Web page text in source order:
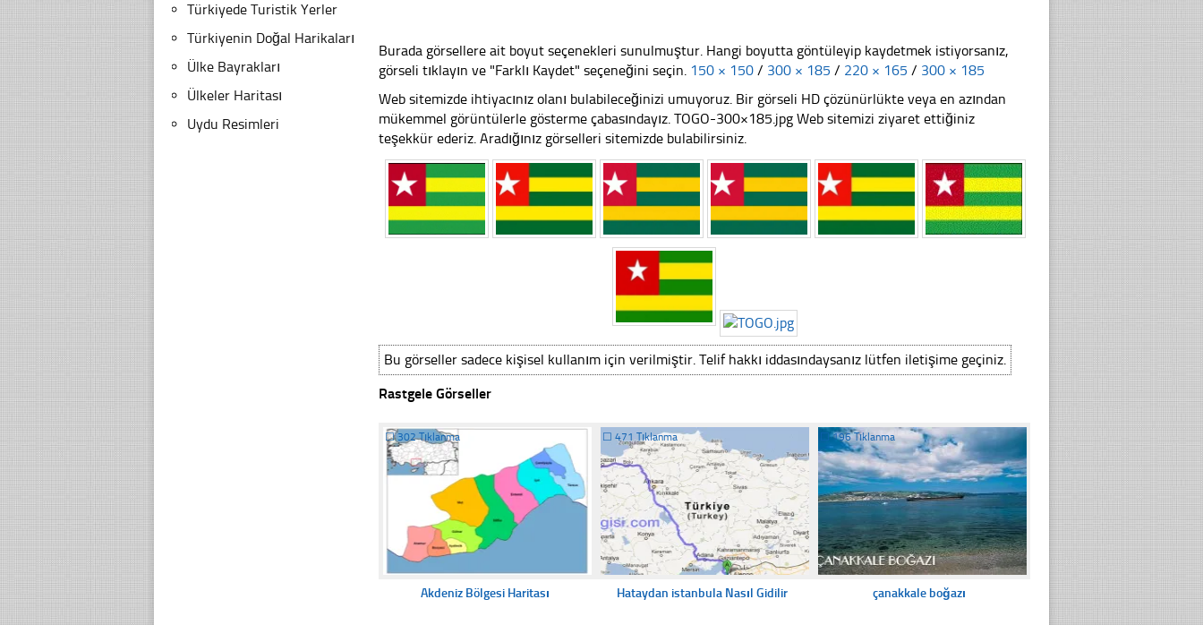
Burada görsellere ait boyut seçenekleri sunulmuştur. Hangi boyutta göntüleyip kaydetmek istiyorsanız,
görseli tıklayın ve "Farklı Kaydet" seçeneğini seçin. 150 × 150 / 300 × 185 / 220 × 165 / 300 × 185
Web sitemizde ihtiyacınız olanı bulabileceğinizi umuyoruz. Bir görseli HD çözünürlükte veya en azından
mükemmel görüntülerle gösterme çabasındayız. TOGO-300×185.jpg Web sitemizi ziyaret ettiğiniz
teşekkür ederiz. Aradığınız görselleri sitemizde bulabilirsiniz.
Bu görseller sadece kişisel kullanım için verilmiştir. Telif hakkı iddasındaysanız lütfen iletişime geçiniz.
Rastgele Görseller
☐302 Tıklanma
Akdeniz Bölgesi Haritası
☐ 471 Tıklanma
Hataydan istanbula Nasıl Gidilir
☐196 Tıklanma
çanakkale boğazı
Türkiyede Turistik Yerler
Türkiyenin Doğal Harikaları
Ülke Bayrakları
Ülkeler Haritası
Uydu Resimleri